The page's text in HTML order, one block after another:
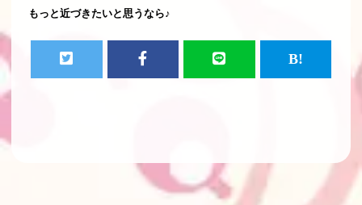
もっと近づきたいと思うなら♪